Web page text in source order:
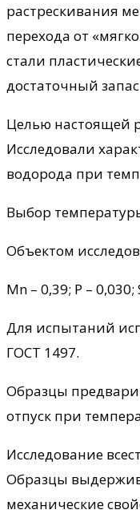
растрескивания
перехода от
стали
достаточный
Целью настоящей
Исследовали
водорода при
Выбор
Объектом
Mn – 0,39; P –
Для испытаний
ГОСТ 1497.
Образцы
отпуск при
Исследование
Образцы
механические